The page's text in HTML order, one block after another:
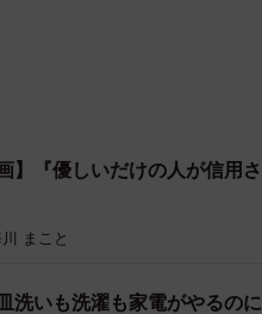
画】『優しいだけの人が信用
まこと
洗いも洗濯も家電がやるの